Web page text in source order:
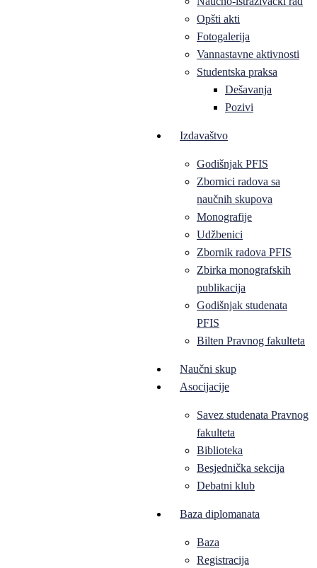
Opšti akti
Fotogalerija
Vannastavne aktivnosti
Studentska praksa
Dešavanja
Pozivi
Izdavaštvo
Godišnjak PFIS
Zbornici radova sa
naučnih skupova
Monografije
Udžbenici
Zbornik radova PFIS
Zbirka monografskih
publikacija
Godišnjak studenata
PFIS
Bilten Pravnog fakulteta
Naučni skup
Asocijacije
Savez studenata Pravnog
fakulteta
Biblioteka
Besjednička sekcija
Debatni klub
Baza diplomanata
Baza
Registracija